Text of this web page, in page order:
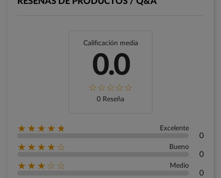
Calificación media
0.0
0 Reseña
★★★★★ Excelente
0
★★★★☆ Bueno
0
★★★☆☆ Medio
0